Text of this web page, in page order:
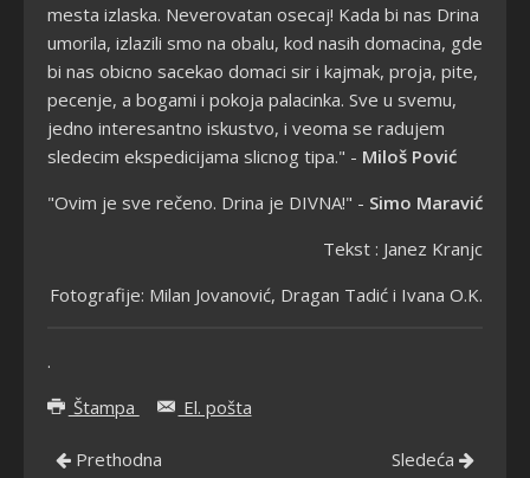
mesta izlaska. Neverovatan osecaj! Kada bi nas Drina
umorila, izlazili smo na obalu, kod nasih domacina, gde
bi nas obicno sacekao domaci sir i kajmak, proja, pite,
pecenje, a bogami i pokoja palacinka. Sve u svemu,
jedno interesantno iskustvo, i veoma se radujem
sledecim ekspedicijama slicnog tipa." - Miloš Pović
"Ovim je sve rečeno. Drina je DIVNA!" - Simo Maravić
Tekst : Janez Kranjc
Fotografije: Milan Jovanović, Dragan Tadić i Ivana O.K.
.
Štampa
El. pošta
Prethodna Sledeća